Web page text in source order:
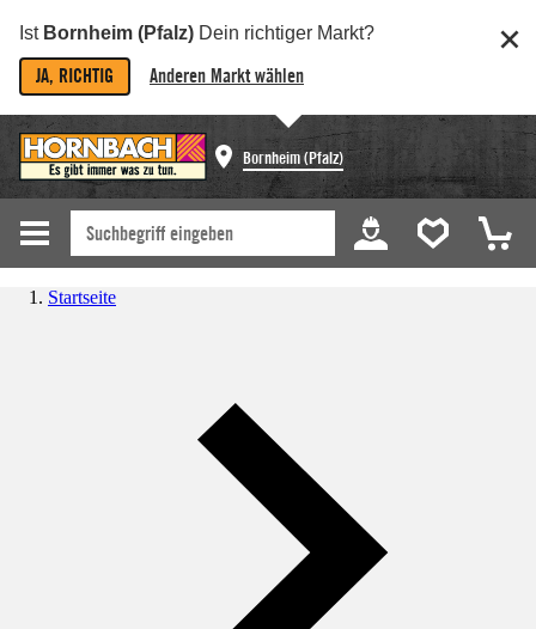
Ist Bornheim (Pfalz) Dein richtiger Markt?
JA, RICHTIG Anderen Markt wählen
Bornheim (Pfalz)
Startseite